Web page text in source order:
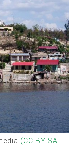
(CC BY SA